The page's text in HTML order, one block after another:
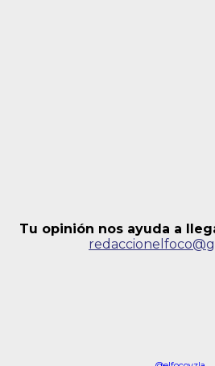
Tu opinión nos ayuda a